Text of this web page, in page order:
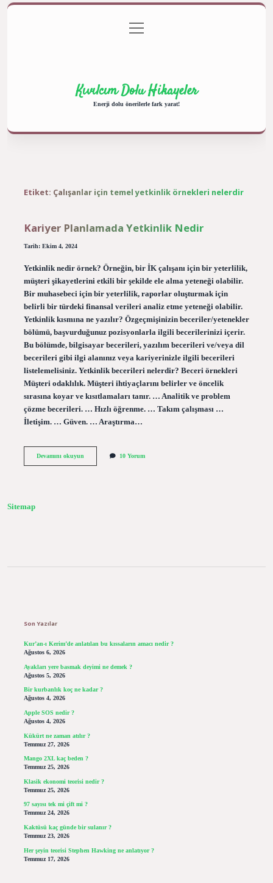
Gizlilik Politikası
menüyü
aç
Kıvılcım Dolu Hikayeler
Enerji dolu önerilerle fark yarat!
Etiket: Çalışanlar için temel yetkinlik örnekleri nelerdir
Kariyer Planlamada Yetkinlik Nedir
Tarih: Ekim 4, 2024
Yetkinlik nedir örnek? Örneğin, bir İK çalışanı için bir yeterlilik,
müşteri şikayetlerini etkili bir şekilde ele alma yeteneği olabilir.
Bir muhasebeci için bir yeterlilik, raporlar oluşturmak için
belirli bir türdeki finansal verileri analiz etme yeteneği olabilir.
Yetkinlik kısmına ne yazılır? Özgeçmişinizin beceriler/yetenekler
bölümü, başvurduğunuz pozisyonlarla ilgili becerilerinizi içerir.
Bu bölümde, bilgisayar becerileri, yazılım becerileri ve/veya dil
becerileri gibi ilgi alanınız veya kariyerinizle ilgili becerileri
listelemelisiniz. Yetkinlik becerileri nelerdir? Beceri örnekleri
Müşteri odaklılık. Müşteri ihtiyaçlarını belirler ve öncelik
sırasına koyar ve kısıtlamaları tanır. … Analitik ve problem
çözme becerileri. … Hızlı öğrenme. … Takım çalışması …
İletişim. … Güven. … Araştırma…
Devamını okuyunKariyer
10 Yorum
Sitemap
Son Yazılar
Kur’an-ı Kerim’de anlatılan bu kıssaların amacı nedir ?
Ağustos 6, 2026
Ayakları yere basmak deyimi ne demek ?
Ağustos 5, 2026
Bir kurbanlık koç ne kadar ?
Ağustos 4, 2026
Apple SOS nedir ?
Ağustos 4, 2026
Kükürt ne zaman atılır ?
Temmuz 27, 2026
Mango 2XL kaç beden ?
Temmuz 25, 2026
Klasik ekonomi teorisi nedir ?
Temmuz 25, 2026
97 sayısı tek mi çift mi ?
Temmuz 24, 2026
Kaktüsü kaç günde bir sulanır ?
Temmuz 23, 2026
Her şeyin teorisi Stephen Hawking ne anlatıyor ?
Temmuz 17, 2026